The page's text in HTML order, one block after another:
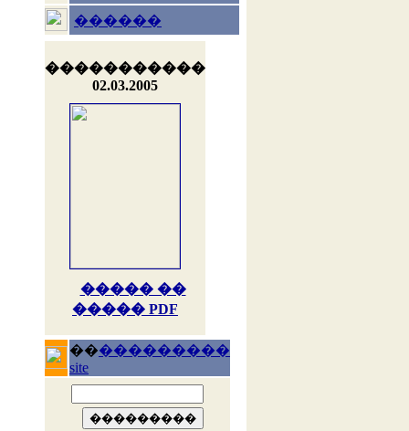
������
�����������
02.03.2005
����� ��
����� PDF
�����������
site